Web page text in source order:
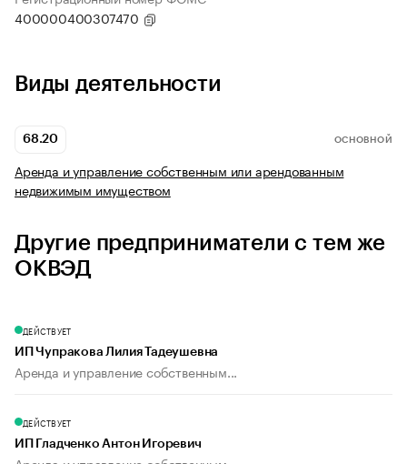
400000400307470
Виды деятельности
68.20 ОСНОВНОЙ
Аренда и управление собственным или арендованным
недвижимым имуществом
Другие предприниматели с тем же
ОКВЭД
ДЕЙСТВУЕТ
ИП Чупракова Лилия Тадеушевна
Аренда и управление собственным...
ДЕЙСТВУЕТ
ИП Гладченко Антон Игоревич